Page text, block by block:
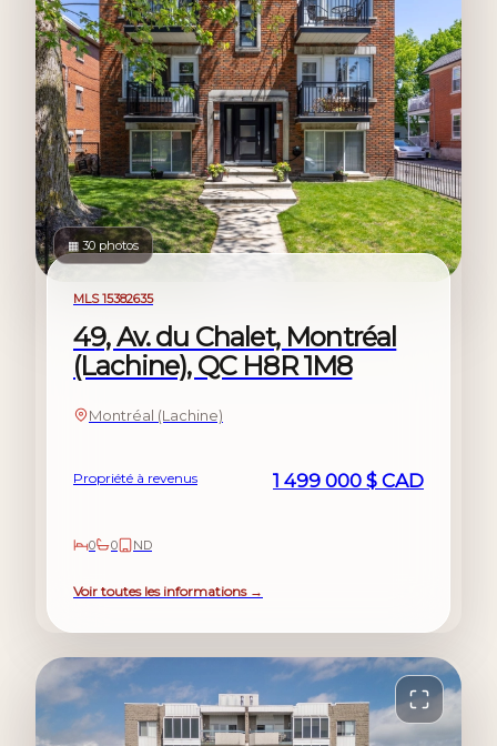
À vendre
▦ 30 photos
MLS 15382635
49, Av. du Chalet, Montréal
(Lachine), QC H8R 1M8
Montréal (Lachine)
Propriété à revenus 1 499 000 $ CAD
0 0 ND
Voir toutes les informations →